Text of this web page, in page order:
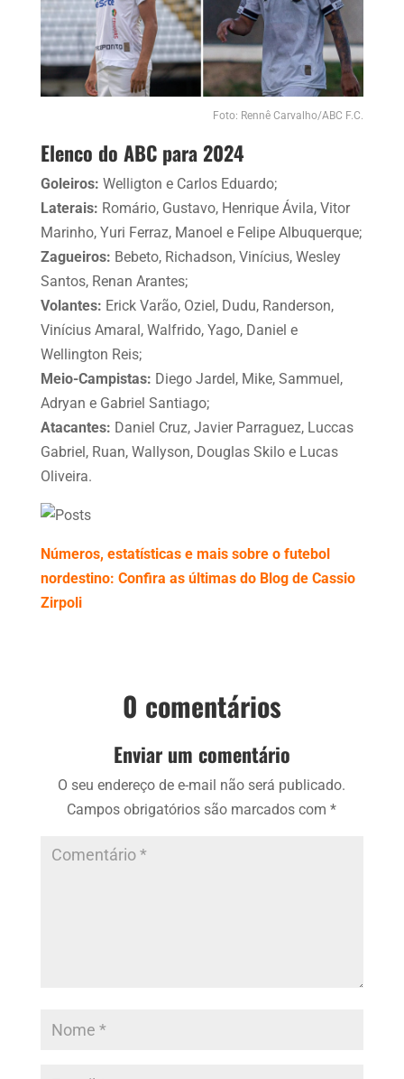
Foto: Rennê Carvalho/ABC F.C.
Elenco do ABC para 2024
Goleiros: Welligton e Carlos Eduardo;
Laterais: Romário, Gustavo, Henrique Ávila, Vitor
Marinho, Yuri Ferraz, Manoel e Felipe Albuquerque;
Zagueiros: Bebeto, Richadson, Vinícius, Wesley
Santos, Renan Arantes;
Volantes: Erick Varão, Oziel, Dudu, Randerson,
Vinícius Amaral, Walfrido, Yago, Daniel e
Wellington Reis;
Meio-Campistas: Diego Jardel, Mike, Sammuel,
Adryan e Gabriel Santiago;
Atacantes: Daniel Cruz, Javier Parraguez, Luccas
Gabriel, Ruan, Wallyson, Douglas Skilo e Lucas
Oliveira.
Números, estatísticas e mais sobre o futebol
nordestino: Confira as últimas do Blog de Cassio
Zirpoli
0 comentários
Enviar um comentário
O seu endereço de e-mail não será publicado.
Campos obrigatórios são marcados com*